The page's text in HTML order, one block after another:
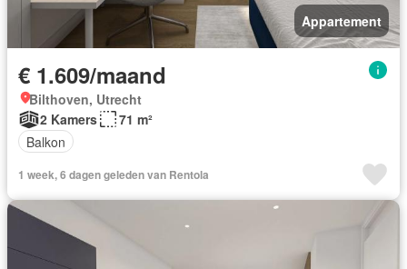
Appartement
€ 1.609/maand
Bilthoven, Utrecht
2 Kamers
71 m²
Balkon
1 week, 6 dagen geleden van Rentola